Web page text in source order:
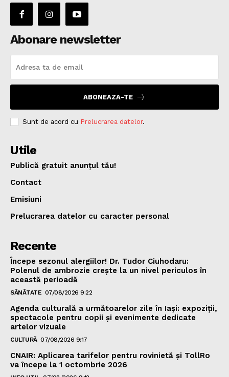
Abonare newsletter
ABONEAZA-TE
Sunt de acord cu Prelucrarea datelor.
Utile
Publică gratuit anunțul tău!
Contact
Emisiuni
Prelucrarea datelor cu caracter personal
Recente
Începe sezonul alergiilor! Dr. Tudor Ciuhodaru:
Polenul de ambrozie crește la un nivel periculos în
această perioadă
SĂNĂTATE 07/08/2026 9:22
Agenda culturală a următoarelor zile în Iași: expoziții,
spectacole pentru copii și evenimente dedicate
artelor vizuale
CULTURĂ 07/08/2026 9:17
CNAIR: Aplicarea tarifelor pentru rovinietă și TollRo
va începe la 1 octombrie 2026